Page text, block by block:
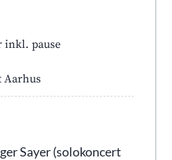
inkl. pause
Aarhus
Sayer (solokoncert